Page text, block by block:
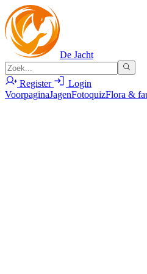
De Jacht
Register
Login
VoorpaginaJagenFotoquizFlora &